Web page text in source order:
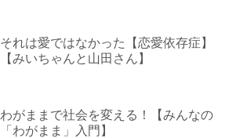
それは愛ではなかった【恋愛依存症】
【みいちゃんと山田さん】
わがままで社会を変える！【みんなの
「わがまま」入門】